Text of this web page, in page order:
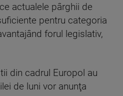
actualele pârghii de
pentru categoria
forul legislativ,
din cadrul Europol au
de luni vor anunţa